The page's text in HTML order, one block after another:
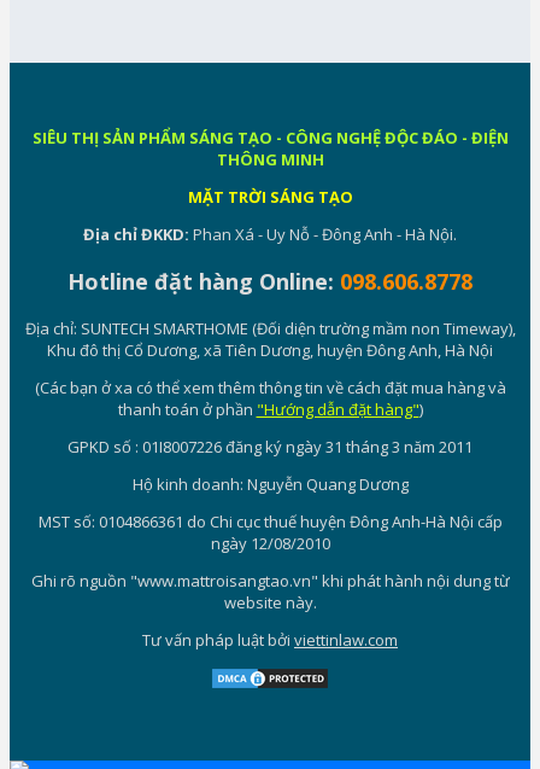
SIÊU THỊ SẢN PHẨM SÁNG TẠO - CÔNG NGHỆ ĐỘC ĐÁO - ĐIỆN
THÔNG MINH
MẶT TRỜI SÁNG TẠO
Địa chỉ ĐKKD: Phan Xá - Uy Nỗ - Đông Anh - Hà Nội.
Hotline đặt hàng Online: 098.606.8778
Địa chỉ: SUNTECH SMARTHOME (Đối diện trường mầm non Timeway),
Khu đô thị Cổ Dương, xã Tiên Dương, huyện Đông Anh, Hà Nội
(Các bạn ở xa có thể xem thêm thông tin về cách đặt mua hàng và
thanh toán ở phần "Hướng dẫn đặt hàng")
GPKD số : 01I8007226 đăng ký ngày 31 tháng 3 năm 2011
Hộ kinh doanh: Nguyễn Quang Dương
MST số: 0104866361 do Chi cục thuế huyện Đông Anh-Hà Nội cấp
ngày 12/08/2010
Ghi rõ nguồn "www.mattroisangtao.vn" khi phát hành nội dung từ
website này.
Tư vấn pháp luật bởi viettinlaw.com